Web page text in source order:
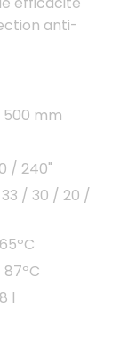
anti-
500 mm
/ 240"
/ 30 / 20 /
l